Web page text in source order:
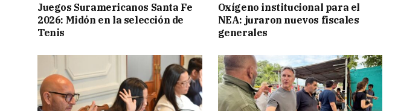
Juegos Suramericanos Santa Fe
2026: Midón en la selección de
Tenis
Oxígeno institucional para el
NEA: juraron nuevos fiscales
generales